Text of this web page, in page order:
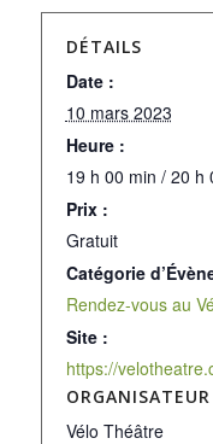
DÉTAILS
Date :
10 mars 2023
Heure :
19 h 00 min / 20 h
Prix :
Gratuit
Catégorie
Rendez-vous au
Site :
https://
ORGANISATEUR
Vélo Théâtre